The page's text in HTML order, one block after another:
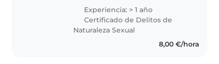
cariñosa y con mucha energía.
Actualmente trabajo en la casa
del agua como monitora de
niños..
Experiencia: > 1 año
Certificado de Delitos de
Naturaleza Sexual
8,00 €/hora